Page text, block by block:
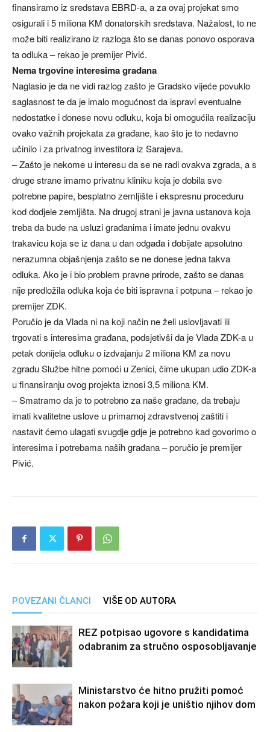
finansiramo iz sredstava EBRD-a, a za ovaj projekat smo
osigurali i 5 miliona KM donatorskih sredstava. Nažalost, to ne
može biti realizirano iz razloga što se danas ponovo osporava
ta odluka – rekao je premijer Pivić.
Nema trgovine interesima građana
Naglasio je da ne vidi razlog zašto je Gradsko vijeće povuklo
saglasnost te da je imalo mogućnost da ispravi eventualne
nedostatke i donese novu odluku, koja bi omogućila realizaciju
ovako važnih projekata za građane, kao što je to nedavno
učinilo i za privatnog investitora iz Sarajeva.
– Zašto je nekome u interesu da se ne radi ovakva zgrada, a s
druge strane imamo privatnu kliniku koja je dobila sve
potrebne papire, besplatno zemljište i ekspresnu proceduru
kod dodjele zemljišta. Na drugoj strani je javna ustanova koja
treba da bude na usluzi građanima i imate jednu ovakvu
trakavicu koja se iz dana u dan odgađa i dobijate apsolutno
nerazumna objašnjenja zašto se ne donese jedna takva
odluka. Ako je i bio problem pravne prirode, zašto se danas
nije predložila odluka koja će biti ispravna i potpuna – rekao je
premijer ZDK.
Poručio je da Vlada ni na koji način ne želi uslovljavati ili
trgovati s interesima građana, podsjetivši da je Vlada ZDK-a u
petak donijela odluku o izdvajanju 2 miliona KM za novu
zgradu Službe hitne pomoći u Zenici, čime ukupan udio ZDK-a
u finansiranju ovog projekta iznosi 3,5 miliona KM.
– Smatramo da je to potrebno za naše građane, da trebaju
imati kvalitetne uslove u primarnoj zdravstvenoj zaštiti i
nastavit ćemo ulagati svugdje gdje je potrebno kad govorimo o
interesima i potrebama naših građana – poručio je premijer
Pivić.
POVEZANI ČLANCI VIŠE OD AUTORA
REZ potpisao ugovore s kandidatima
odabranim za stručno osposobljavanje
Ministarstvo će hitno pružiti pomoć
nakon požara koji je uništio njihov dom